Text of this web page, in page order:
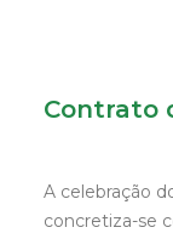
Contrato
A celebração
concretiza-se